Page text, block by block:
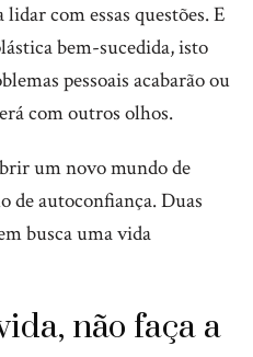
com essas questões. E
bem-sucedida, isto
pessoais acabarão ou
com outros olhos.
um novo mundo de
de autoconfiança. Duas
busca uma vida
não faça a